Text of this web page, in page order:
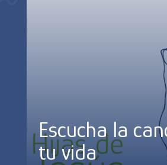
Escucha la
tu vida